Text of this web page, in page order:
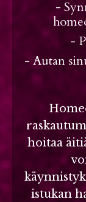
-
-
- Autan
hoitaa
istukan